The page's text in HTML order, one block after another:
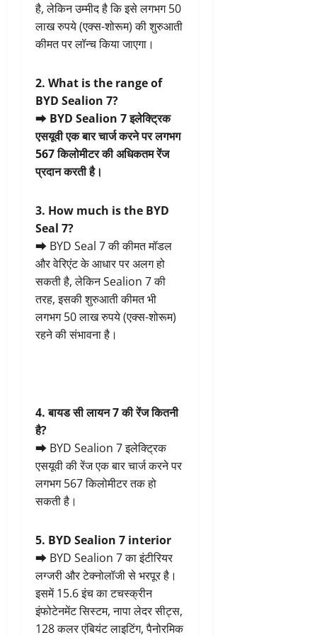
है, लेकिन उम्मीद है कि इसे लगभग 50
लाख रुपये (एक्स-शोरूम) की शुरुआती
कीमत पर लॉन्च किया जाएगा।
2. What is the range of
BYD Sealion 7?
➡ BYD Sealion 7 इलेक्ट्रिक
एसयूवी एक बार चार्ज करने पर लगभग
567 किलोमीटर की अधिकतम रेंज
प्रदान करती है।
3. How much is the BYD
Seal 7?
➡ BYD Seal 7 की कीमत मॉडल
और वेरिएंट के आधार पर अलग हो
सकती है, लेकिन Sealion 7 की
तरह, इसकी शुरुआती कीमत भी
लगभग 50 लाख रुपये (एक्स-शोरूम)
रहने की संभावना है।
4. बायड सी लायन 7 की रेंज कितनी
है?
➡ BYD Sealion 7 इलेक्ट्रिक
एसयूवी की रेंज एक बार चार्ज करने पर
लगभग 567 किलोमीटर तक हो
सकती है।
5. BYD Sealion 7 interior
➡ BYD Sealion 7 का इंटीरियर
लग्जरी और टेक्नोलॉजी से भरपूर है।
इसमें 15.6 इंच का टचस्क्रीन
इंफोटेनमेंट सिस्टम, नापा लेदर सीट्स,
128 कलर एंबियंट लाइटिंग, पैनोरमिक